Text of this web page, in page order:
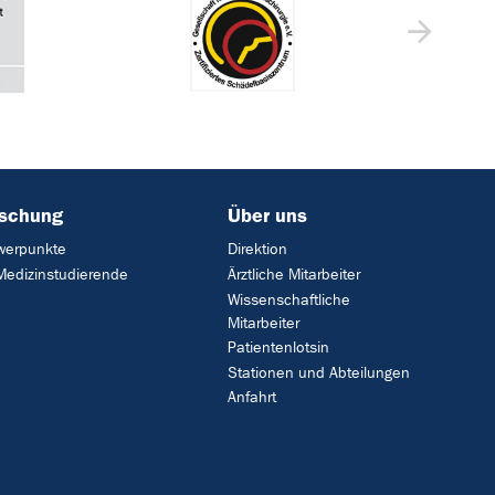
Über uns
Direktion
Ärztliche Mitarbeiter
Wissenschaftliche
Mitarbeiter
Patientenlotsin
Stationen und Abteilungen
Anfahrt